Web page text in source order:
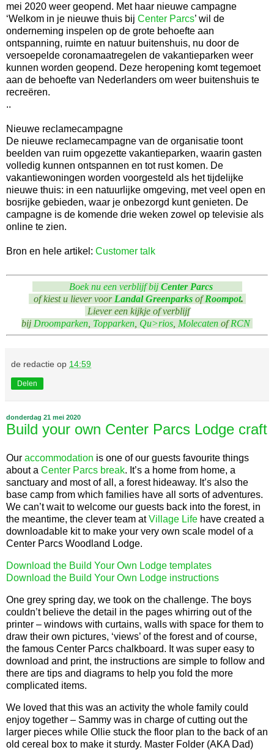
mei 2020 weer geopend. Met haar nieuwe campagne
‘Welkom in je nieuwe thuis bij Center Parcs’ wil de
onderneming inspelen op de grote behoefte aan
ontspanning, ruimte en natuur buitenshuis, nu door de
versoepelde coronamaatregelen de vakantieparken weer
kunnen worden geopend. Deze heropening komt tegemoet
aan de behoefte van Nederlanders om weer buitenshuis te
recreëren.
..
Nieuwe reclamecampagne
De nieuwe reclamecampagne van de organisatie toont
beelden van ruim opgezette vakantieparken, waarin gasten
volledig kunnen ontspannen en tot rust komen. De
vakantiewoningen worden voorgesteld als het tijdelijke
nieuwe thuis: in een natuurlijke omgeving, met veel open en
bosrijke gebieden, waar je onbezorgd kunt genieten. De
campagne is de komende drie weken zowel op televisie als
online te zien.
Bron en hele artikel: Customer talk
Boek nu een verblijf bij Center Parcs
of kiest u liever voor Landal GreenparksofRoompot.
Liever een kijkje of verblijf
bij Droomparken Topparken Qu>rios Molecaten ofRCN
de redactie op 14:59
Delen
donderdag 21 mei 2020
Build your own Center Parcs Lodge craft
Our accommodation is one of our guests favourite things
about a Center Parcs break. It’s a home from home, a
sanctuary and most of all, a forest hideaway. It’s also the
base camp from which families have all sorts of adventures.
We can’t wait to welcome our guests back into the forest, in
the meantime, the clever team atVillage Life have created a
downloadable kit to make your very own scale model of a
Center Parcs Woodland Lodge.
Download the Build Your Own Lodge templates
Download the Build Your Own Lodge instructions
One grey spring day, we took on the challenge. The boys
couldn’t believe the detail in the pages whirring out of the
printer – windows with curtains, walls with space for them to
draw their own pictures, ‘views’ of the forest and of course,
the famous Center Parcs chalkboard. It was super easy to
download and print, the instructions are simple to follow and
there are tips and diagrams to help you fold the more
complicated items.
We loved that this was an activity the whole family could
enjoy together – Sammy was in charge of cutting out the
larger pieces while Ollie stuck the floor plan to the back of an
old cereal box to make it sturdy. Master Folder (AKA Dad)